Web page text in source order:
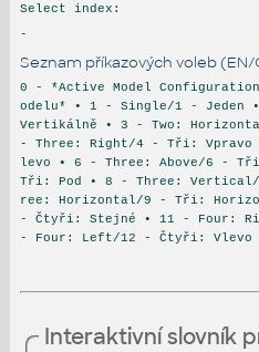
Select index:
-
Seznam příkazových voleb (EN/
0 - *Active Model
odelu* • 1 - Single/1 - Jeden
Vertikálně • 3 - Two:
- Three: Right/4 - Tři:
levo • 6 - Three: Above/6 -
Tři: Pod • 8 - Three:
ree: Horizontal/9 - Tři:
- Čtyři: Stejné • 11 - Four:
- Four: Left/12 - Čtyři: Vlevo
Interaktivní slovník